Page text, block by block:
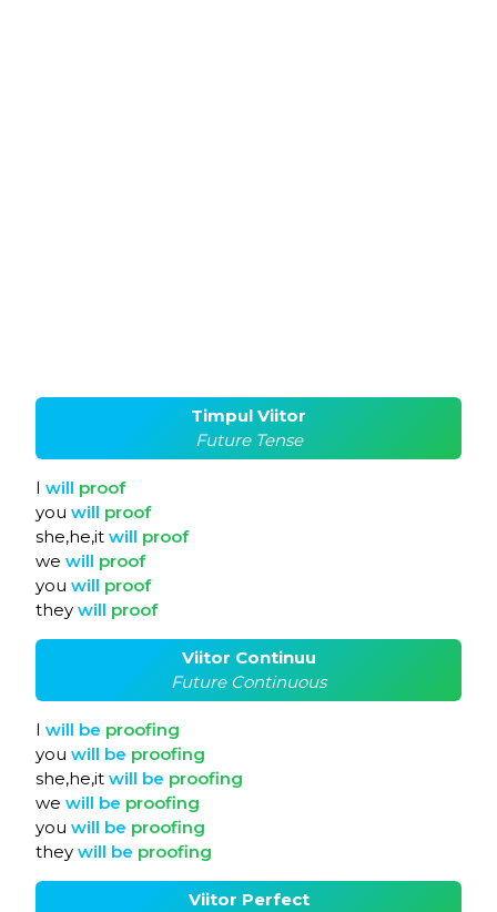
Timpul Viitor
Future Tense
I will proof
you will proof
she,he,it will proof
we will proof
you will proof
they will proof
Viitor Continuu
Future Continuous
I will be proofing
you will be proofing
she,he,it will be proofing
we will be proofing
you will be proofing
they will be proofing
Viitor Perfect